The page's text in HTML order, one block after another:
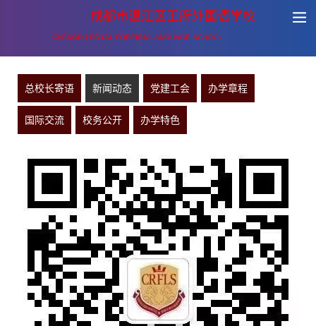
成都市温江区王府外国语学校
CHENGDU ROYAL FOREIGN LANGUAGE SCHOOL
总校长寄语 新闻动态 党建工会 办学章程
国际交流 校务公开 办学特色